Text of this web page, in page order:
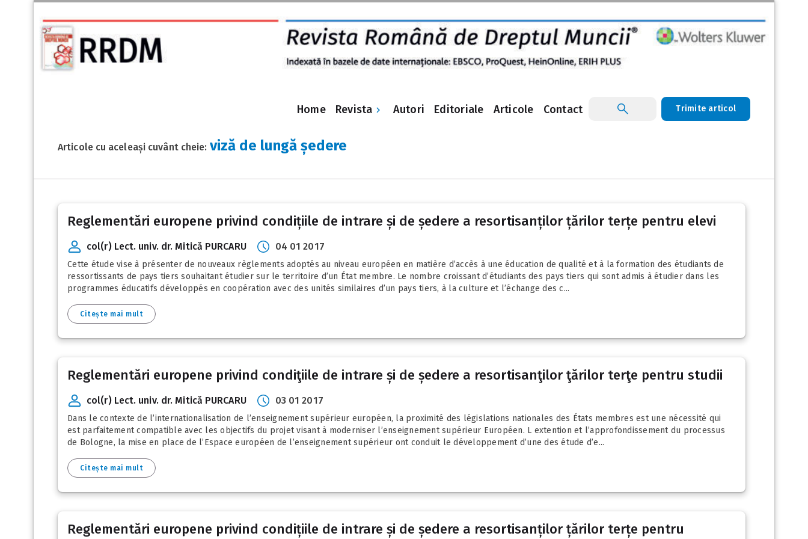
Home Revista Autori Editoriale Articole Contact Trimite articol
Articole cu aceleași cuvânt cheie: viză de lungă ședere
Reglementări europene privind condițiile de intrare și de ședere a resortisanților țărilor terțe pentru elevi
col(r) Lect. univ. dr. Mitică PURCARU 04 01 2017
Cette étude vise à présenter de nouveaux règlements adoptés au niveau européen en matière d’accès à une éducation de qualité et à la formation des étudiants de
ressortissants de pays tiers souhaitant étudier sur le territoire d’un État membre. Le nombre croissant d’étudiants des pays tiers qui sont admis à étudier dans les
programmes éducatifs développés en coopération avec des unités similaires d’un pays tiers, à la culture et l’échange des c...
Citește mai mult
Reglementări europene privind condiţiile de intrare și de ședere a resortisanţilor ţărilor terţe pentru studii
col(r) Lect. univ. dr. Mitică PURCARU 03 01 2017
Dans le contexte de l’internationalisation de l’enseignement supérieur européen, la proximité des législations nationales des États membres est une nécessité qui
est parfaitement compatible avec les objectifs du projet visant à moderniser l’enseignement supérieur Européen. L extention et l’approfondissement du processus
de Bologne, la mise en place de l’Espace européen de l’enseignement supérieur ont conduit le développement d’une des étude d’e...
Citește mai mult
Reglementări europene privind condițiile de intrare și de ședere a resortisanților țărilor terțe pentru